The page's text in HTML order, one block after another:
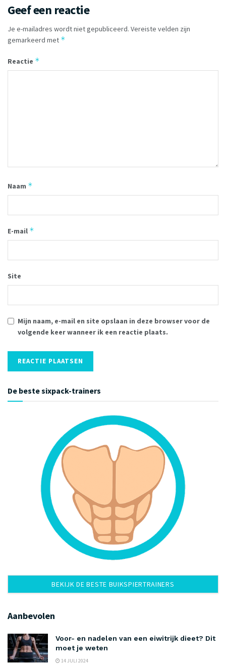
Geef een reactie
Je e-mailadres wordt niet gepubliceerd. Vereiste velden zijn
gemarkeerd met *
Reactie *
Naam *
E-mail *
Site
Mijn naam, e-mail en site opslaan in deze browser voor de
volgende keer wanneer ik een reactie plaats.
De beste sixpack-trainers
BEKIJK DE BESTE BUIKSPIERTRAINERS
Aanbevolen
Voor- en nadelen van een eiwitrijk dieet? Dit
moet je weten
14 JULI 2024